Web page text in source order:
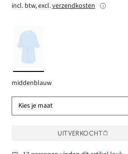
incl. btw, excl.verzendkosten
middenblauw
Kies je maat
UITVERKOCHT